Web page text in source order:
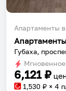
Апартаменты
Губаха,
6,121₽
1,530 ₽ × 4